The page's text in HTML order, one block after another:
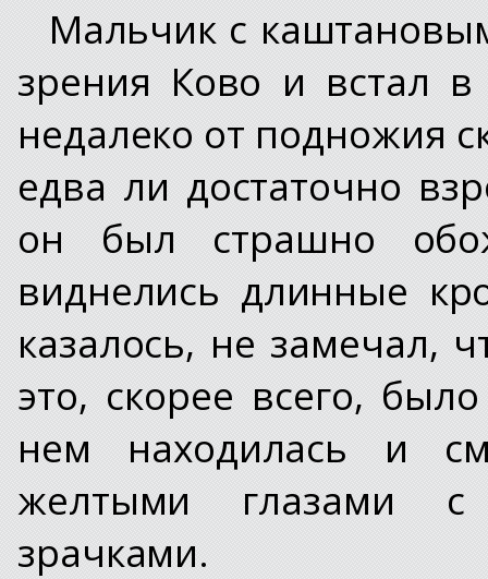
Мальчик с
зрения Ково и встал в
недалеко от подножия
едва ли достаточно
он был страшно
виднелись длинные
казалось, не замечал,
это, скорее всего,
нем находилась и
желтыми глазами с
зрачками.